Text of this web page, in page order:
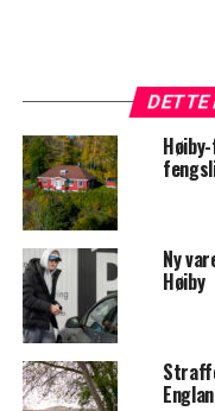
DETTE
Ny
Høiby